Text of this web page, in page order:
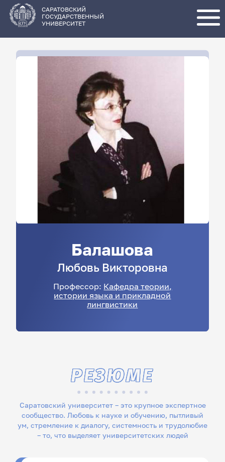
основному
содержанию
САРАТОВСКИЙ
ГОСУДАРСТВЕННЫЙ
УНИВЕРСИТЕТ
Балашова
Любовь Викторовна
Профессор: Кафедра теории,
истории языка и прикладной
лингвистики
Саратовский университет – это крупное экспертное
сообщество. Любовь к науке и обучению, пытливый
ум, стремление к диалогу, системность и трудолюбие
– то, что выделяет университетских людей
РЕЗЮМЕ